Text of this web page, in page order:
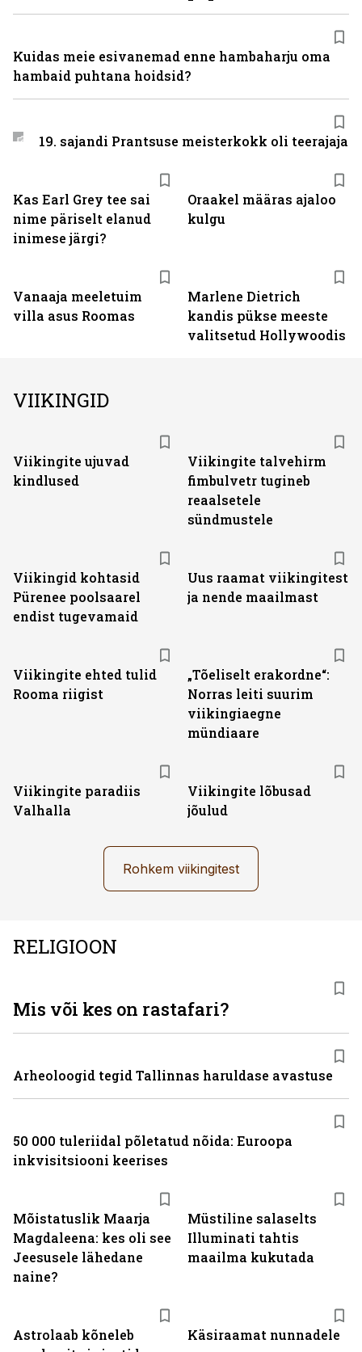
Kas Earl Grey tee sai
nime päriselt elanud
inimese järgi?
Oraakel määras ajaloo
kulgu
Vanaaja meeletuim
villa asus Roomas
Marlene Dietrich
kandis pükse meeste
valitsetud Hollywoodis
Kuidas meie esivanemad enne hambaharju oma
hambaid puhtana hoidsid?
19. sajandi Prantsuse meisterkokk oli teerajaja
VIIKINGID
Viikingite ujuvad
kindlused
Viikingite talvehirm
fimbulvetr tugineb
reaalsetele
sündmustele
Viikingid kohtasid
Pürenee poolsaarel
endist tugevamaid
Uus raamat viikingitest
ja nende maailmast
Viikingite ehted tulid
Rooma riigist
„Tõeliselt erakordne“:
Norras leiti suurim
viikingiaegne
mündiaare
Viikingite paradiis
Valhalla
Viikingite lõbusad
jõulud
Rohkem viikingitest
RELIGIOON
Mõistatuslik Maarja
Magdaleena: kes oli see
Jeesusele lähedane
naine?
Müstiline salaselts
Illuminati tahtis
maailma kukutada
Astrolaab kõneleb
Käsiraamat nunnadele
Mis või kes on rastafari?
Arheoloogid tegid Tallinnas haruldase avastuse
50 000 tuleriidal põletatud nõida: Euroopa
inkvisitsiooni keerises